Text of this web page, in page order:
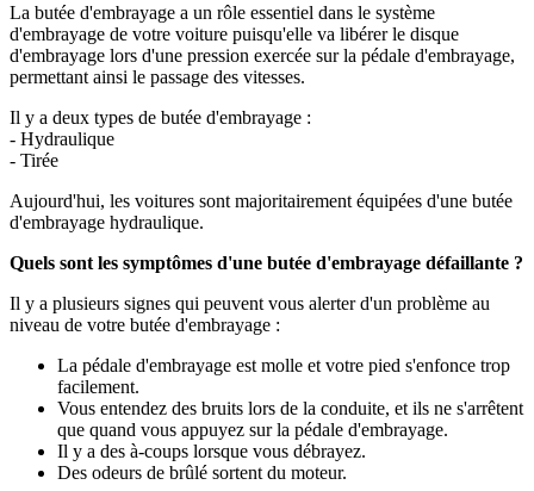
La butée d'embrayage a un rôle essentiel dans le système
d'embrayage de votre voiture puisqu'elle va libérer le disque
d'embrayage lors d'une pression exercée sur la pédale d'embrayage,
permettant ainsi le passage des vitesses.
Il y a deux types de butée d'embrayage :
- Hydraulique
- Tirée
Aujourd'hui, les voitures sont majoritairement équipées d'une butée
d'embrayage hydraulique.
Quels sont les symptômes d'une butée d'embrayage défaillante ?
Il y a plusieurs signes qui peuvent vous alerter d'un problème au
niveau de votre butée d'embrayage :
La pédale d'embrayage est molle et votre pied s'enfonce trop
facilement.
Vous entendez des bruits lors de la conduite, et ils ne s'arrêtent
que quand vous appuyez sur la pédale d'embrayage.
Il y a des à-coups lorsque vous débrayez.
Des odeurs de brûlé sortent du moteur.